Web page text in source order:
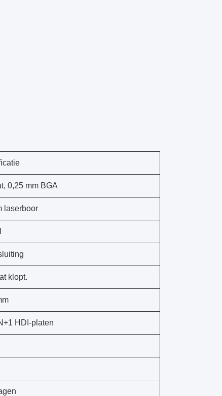
0,25 mm BGA
laserboor
klopt.
HDI-platen